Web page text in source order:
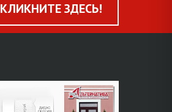
КЛИКНИТЕ ЗДЕСЬ!